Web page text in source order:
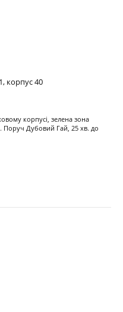
корпус 40
корпусі, зелена зона
Поруч Дубовий Гай, 25 хв. до